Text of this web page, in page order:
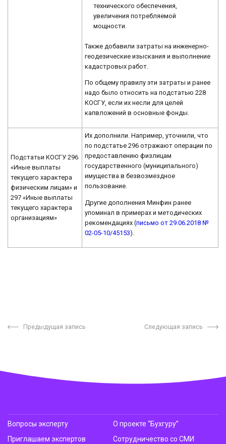
технического обеспечения,
увеличения потребляемой
мощности.
Также добавили затраты на инженерно-
геодезические изыскания и выполнение
кадастровых работ.
По общему правилу эти затраты и ранее
надо было относить на подстатью 228
КОСГУ, если их несли для целей
капвложений в основные фонды.
Подстатьи КОСГУ 296
«Иные выплаты
текущего характера
физическим лицам» и
297 «Иные выплаты
текущего характера
организациям»
Их дополнили. Например, уточнили, что
по подстатье 296 отражают операции по
предоставлению физлицам
государственного (муниципального)
имущества в безвозмездное
пользование.
Другие дополнения Минфин ранее
упоминал в примерах и методических
рекомендациях (письмо от 29.06.2018 №
02-05-10/45153).
Предыдущая запись Следующая запись
Вопросы эксперту
Приглашаем экспертов
О проекте “Бухгуру”
Сотрудничество со СМИ